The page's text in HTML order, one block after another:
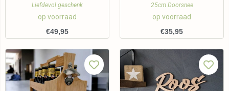
Liefdevol geschenk
op voorraad
€49,95
25cm Doorsnee
op voorraad
€35,95